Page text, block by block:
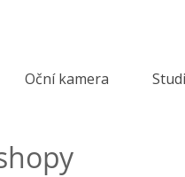
Oční kamera